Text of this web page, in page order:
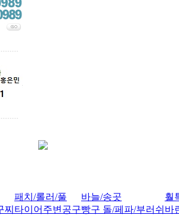
패치/롤러/풀 바늘/송곳
훨
찌 타이어주변공구빵구 돌/페파/부러쉬 바